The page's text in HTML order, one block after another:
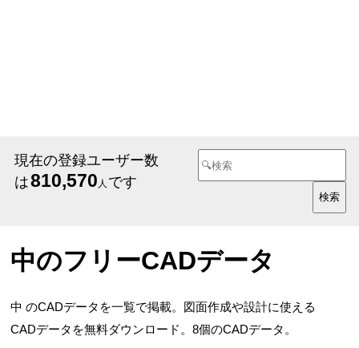
現在の登録ユーザー数
は810,570 人 です
中のフリーCADデータ
中 のCADデータを一覧で掲載。図面作成や設計に使える
CADデータを無料ダウンロード。8個のCADデータ。